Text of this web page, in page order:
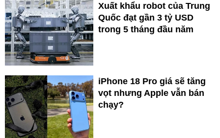
Xuất khẩu robot của Trung
Quốc đạt gần 3 tỷ USD
trong 5 tháng đầu năm
iPhone 18 Pro giá sẽ tăng
vọt nhưng Apple vẫn bán
chạy?